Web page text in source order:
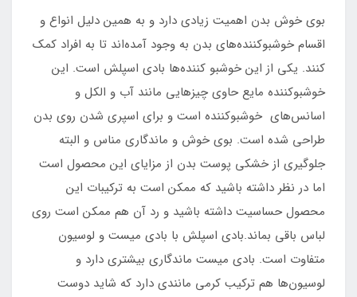
بوی خوش بدن اهمیت زیادی دارد و به همین دلیل انواع و
اقسام خوشبوکننده‌های بدن به وجود آمده‌اند تا به افراد کمک
کنند. یکی از این خوشبو کننده‌ها بادی اسپلش است. این
خوشبوکننده مایع حاوی چیزهایی مانند آب و الکل و
اسانس‌های خوشبوکننده است و برای اسپری شدن روی بدن
طراحی شده است. بوی خوش و ماندگاری مناس و البته
جلوگیری از خشکی پوست بدن از مزایای این محصول است
اما در نظر داشته باشید که ممکن است به ترکیبات این
محصول حساسیت داشته باشید و رد آن هم ممکن است روی
لباس باقی بماند.بادی اسپلش با بادی میست و لوسیون
متفاوت است. بادی میست ماندگاری بیشتری دارد و
لوسیون‌ها هم ترکیب کرمی مانندی دارد که شاید دوست